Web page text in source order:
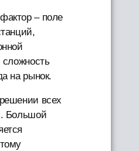
– поле
на рынок.
всех
Большой